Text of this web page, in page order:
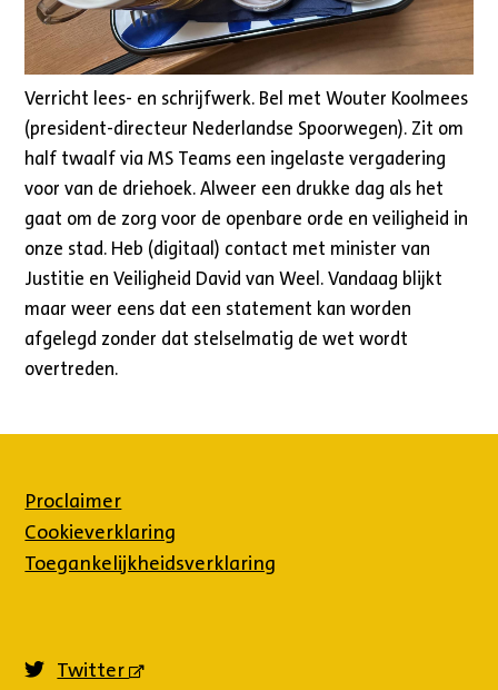
Verricht lees- en schrijfwerk. Bel met Wouter Koolmees
(president-directeur Nederlandse Spoorwegen). Zit om
half twaalf via MS Teams een ingelaste vergadering
voor van de driehoek. Alweer een drukke dag als het
gaat om de zorg voor de openbare orde en veiligheid in
onze stad. Heb (digitaal) contact met minister van
Justitie en Veiligheid David van Weel. Vandaag blijkt
maar weer eens dat een statement kan worden
afgelegd zonder dat stelselmatig de wet wordt
overtreden.
Proclaimer
Cookieverklaring
Toegankelijkheidsverklaring
Twitter
(externe